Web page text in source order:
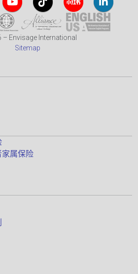
Envisage International
Sitemap
属保险